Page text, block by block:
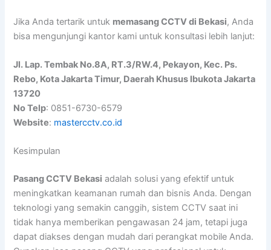
Jika Anda tertarik untuk memasang CCTV di Bekasi, Anda
bisa mengunjungi kantor kami untuk konsultasi lebih lanjut:
Jl. Lap. Tembak No.8A, RT.3/RW.4, Pekayon, Kec. Ps.
Rebo, Kota Jakarta Timur, Daerah Khusus Ibukota Jakarta
13720
No Telp: 0851-6730-6579
Website: mastercctv.co.id
Kesimpulan
Pasang CCTV Bekasi adalah solusi yang efektif untuk
meningkatkan keamanan rumah dan bisnis Anda. Dengan
teknologi yang semakin canggih, sistem CCTV saat ini
tidak hanya memberikan pengawasan 24 jam, tetapi juga
dapat diakses dengan mudah dari perangkat mobile Anda.